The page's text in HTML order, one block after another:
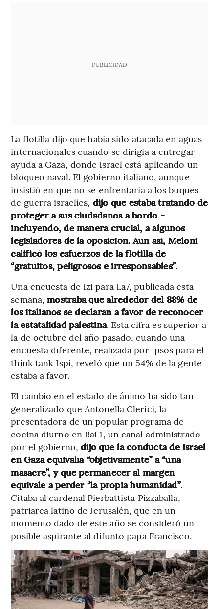
PUBLICIDAD
La flotilla dijo que había sido atacada en aguas
internacionales cuando se dirigía a entregar
ayuda a Gaza, donde Israel está aplicando un
bloqueo naval. El gobierno italiano, aunque
insistió en que no se enfrentaría a los buques
de guerra israelíes, dijo que estaba tratando de
proteger a sus ciudadanos a bordo -
incluyendo, de manera crucial, a algunos
legisladores de la oposición. Aún así, Meloni
calificó los esfuerzos de la flotilla de
“gratuitos, peligrosos e irresponsables”.
Una encuesta de Izi para La7, publicada esta
semana,mostraba que alrededor del 88% de
los italianos se declaran a favor de reconocer
la estatalidad palestina. Esta cifra es superior a
la de octubre del año pasado, cuando una
encuesta diferente, realizada por Ipsos para el
think tank Ispi, reveló que un 54% de la gente
estaba a favor.
El cambio en el estado de ánimo ha sido tan
generalizado que Antonella Clerici, la
presentadora de un popular programa de
cocina diurno en Rai 1, un canal administrado
por el gobierno, dijo que la conducta de Israel
en Gaza equivalía “objetivamente” a “una
masacre”, y que permanecer al margen
equivale a perder “la propia humanidad”.
Citaba al cardenal Pierbattista Pizzaballa,
patriarca latino de Jerusalén, que en un
momento dado de este año se consideró un
posible aspirante al difunto papa Francisco.